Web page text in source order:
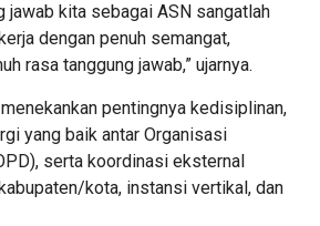
jawab kita sebagai ASN sangatlah
dengan penuh semangat,
rasa tanggung jawab,” ujarnya.
pentingnya kedisiplinan,
yang baik antar Organisasi
serta koordinasi eksternal
kota, instansi vertikal, dan